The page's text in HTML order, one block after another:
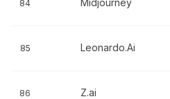
84 Midjourney
85 Leonardo.Ai
86 Z.ai